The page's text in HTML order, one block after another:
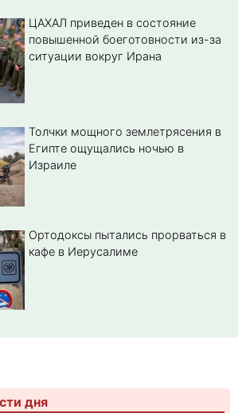
ЦАХАЛ приведен в состояние
повышенной боеготовности из-за
ситуации вокруг Ирана
Толчки мощного землетрясения в
Египте ощущались ночью в
Израиле
Ортодоксы пытались прорваться в
кафе в Иерусалиме
дня